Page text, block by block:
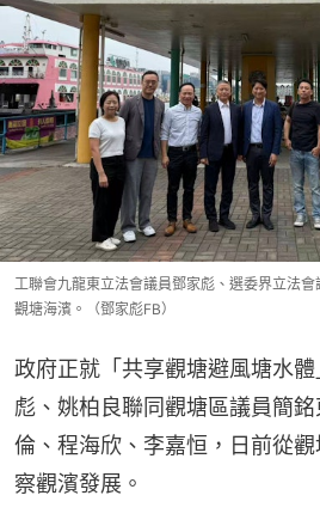
工聯會九龍東立法會議員鄧家彪、選委界立法
觀塘海濱。（鄧家彪FB）
政府正就「共享觀塘避風塘水
彪、姚柏良聯同觀塘區議員簡
倫、程海欣、李嘉恒，日前從
察觀濱發展。